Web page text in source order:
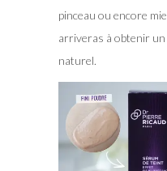
pinceau ou encore
arriveras à obtenir
naturel.